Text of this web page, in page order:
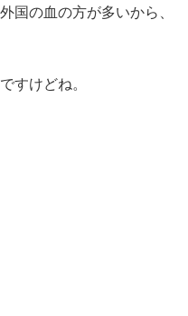
国の血の方が多いから、
すけどね。